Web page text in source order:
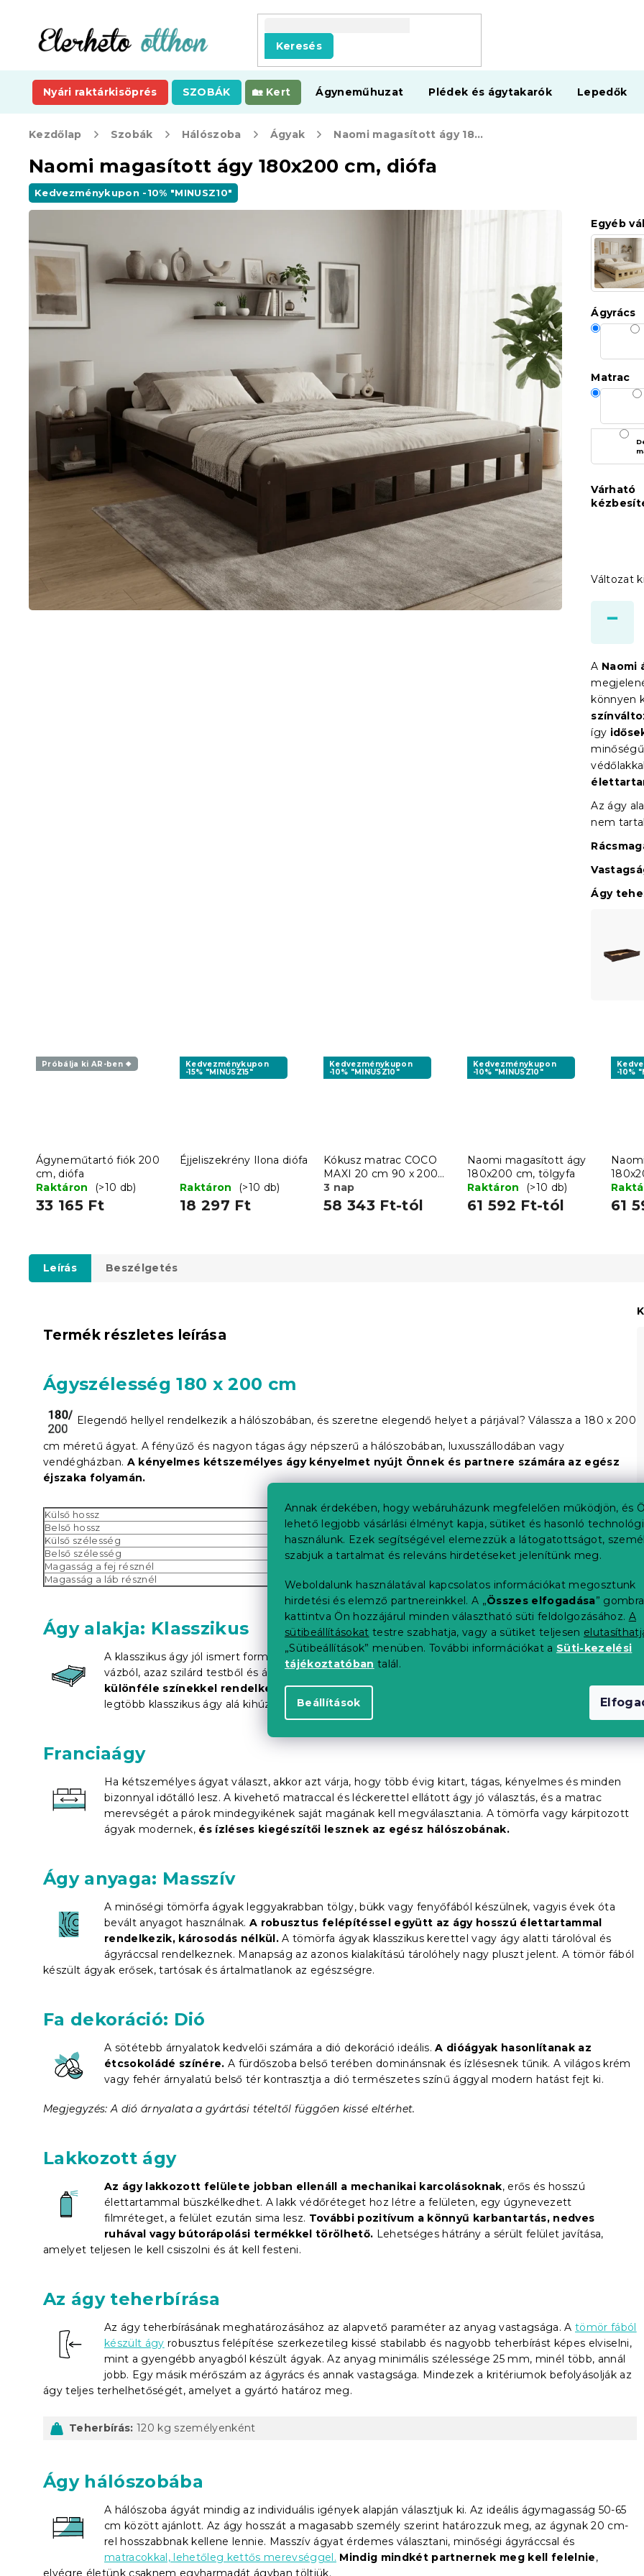
Annak érdekében, hogy webáruházunk megfelelően működjön, és
lehető legjobb vásárlási élményt kapja, sütiket és hasonló
használunk. Ezek segítségével elemezzük a látogatottságot,
szabjuk a tartalmat és releváns hirdetéseket jelenítünk meg.
Weboldalunk használatával kapcsolatos információkat megosztunk
hirdetési és elemző partnereinkkel. A „Összes elfogadása” gombra
kattintva Ön hozzájárul minden választható süti feldolgozásához. A
sütibeállításokat testre szabhatja, vagy a sütiket teljesen
„Sütibeállítások” menüben. További információkat a Süti-kezelési
tájékoztatóban talál.
Beállítások
tartalomhoz
Keresés
Nyári raktárkisöprés SZOBÁK Kert Ágyneműhuzat Plédek és ágytakarók Lepedők
Kezdőlap Szobák Hálószoba Ágyak Naomi magasított ágy 180x200 cm, diófa
Naomi magasított ágy 180x200 cm, diófa
Kedvezménykupon -10% "MINUSZ10"
Változat
Egyéb
Ágyrács
Matrac
Várható
A Naomi
könnyen
így
Az ágy
nem
Ágy
Próbálja ki AR-ben ❖
Ágyneműtartó fiók 200
cm, diófa
Raktáron
(>10 db)
33 165 Ft
Kedvezménykupon
-15% "MINUSZ15"
Éjjeliszekrény Ilona diófa
Raktáron (>10 db)
18 297 Ft
Kedvezménykupon
-10% "MINUSZ10"
Kókusz matrac COCO
MAXI 20 cm 90 x 200
cm
3 nap
58 343 Ft-tól
Kedvezménykupon
-10% "MINUSZ10"
Naomi magasított ágy
180x200 cm, tölgyfa
Raktáron
(>10 db)
61 592 Ft-tól
-10%
61
Leírás Beszélgetés
Termék részletes leírása
Ágyszélesség 180 x 200 cm
Elegendő hellyel rendelkezik a hálószobában, és szeretne elegendő helyet a párjával? Válassza a 180 x 200
cm méretű ágyat. A fényűző és nagyon tágas ágy népszerű a hálószobában, luxusszállodában vagy
vendégházban. A kényelmes kétszemélyes ágy kényelmet nyújt Önnek és partnere számára az egész
éjszaka folyamán.
Külső hossz
205 cm
Belső hossz
200 cm
Külső szélesség
187 cm
Belső szélesség
180 cm
Magasság a fej résznél
Magasság a láb résznél
41 cm
Ágy alakja: Klasszikus
A klasszikus ágy jól ismert formája egyedül és szilárdan áll a padlón. A klasszikus ágyak általában
vázból, azaz szilárd testből és ágyrácsból állnak, amelyre a matracot ráhelyezik.
különféle színekkel rendelkeznek. Hátránya lehet, hogy nincs tárhelye. Ne essen kétségbe. A
legtöbb klasszikus ágy alá kihúzhatótároló doboz
Franciaágy
Ha kétszemélyes ágyat választ, akkor azt várja, hogy több évig kitart, tágas, kényelmes és minden
bizonnyal időtálló lesz. A kivehető matraccal és léckerettel ellátott ágy jó választás, és a matrac
merevségét a párok mindegyikének saját magának kell megválasztania. A tömörfa vagy kárpitozott
ágyak modernek, és ízléses kiegészítői lesznek az egész hálószobának.
Ágy anyaga: Masszív
A minőségi tömörfa ágyak leggyakrabban tölgy, bükk vagy fenyőfából készülnek, vagyis évek óta
bevált anyagot használnak. A robusztus felépítéssel együtt az ágy hosszú élettartammal
rendelkezik, károsodás nélkül. A tömörfa ágyak klasszikus kerettel vagy ágy alatti tárolóval és
ágyráccsal rendelkeznek. Manapság az azonos kialakítású tárolóhely nagy pluszt jelent. A tömör fából
készült ágyak erősek, tartósak és ártalmatlanok az egészségre.
Fa dekoráció: Dió
A sötétebb árnyalatok kedvelői számára a dió dekoráció ideális.A dióágyak hasonlítanak az
étcsokoládé színére. A fürdőszoba belső terében dominánsnak és ízlésesnek tűnik. A világos krém
vagy fehér árnyalatú belső tér kontrasztja a dió természetes színű ággyal modern hatást fejt ki.
Megjegyzés: A dió árnyalata a gyártási tételtől függően kissé eltérhet.
Lakkozott ágy
Az ágy lakkozott felülete jobban ellenáll a mechanikai karcolásoknak, erős és hosszú
élettartammal büszkélkedhet. A lakk védőréteget hoz létre a felületen, egy úgynevezett
filmréteget, a felület ezután sima lesz. További pozitívum a könnyű karbantartás, nedves
ruhával vagy bútorápolási termékkel törölhető. Lehetséges hátrány a sérült felület javítása,
amelyet teljesen le kell csiszolni és át kell festeni.
Az ágy teherbírása
Az ágy teherbírásának meghatározásához az alapvető paraméter az anyag vastagsága. Atömör fából
készült ágy robusztus felépítése szerkezetileg kissé stabilabb és nagyobb teherbírást képes elviselni,
mint a gyengébb anyagból készült ágyak. Az anyag minimális szélessége 25 mm, minél több, annál
jobb. Egy másik mérőszám az ágyrács és annak vastagsága. Mindezek a kritériumok befolyásolják az
ágy teljes terhelhetőségét, amelyet a gyártó határoz meg.
Teherbírás: 120 kg személyenként
Ágy hálószobába
A hálószoba ágyát mindig az individuális igények alapján választjuk ki. Az ideális ágymagasság 50-65
cm között ajánlott. Az ágy hosszát a magasabb személy szerint határozzuk meg, az ágynak 20 cm-
rel hosszabbnak kellene lennie. Masszív ágyat érdemes választani, minőségi ágyráccsal és
matracokkal, lehetőleg kettős merevséggel. Mindig mindkét partnernek meg kell felelnie,
elvégre életünk csaknem egyharmadát ágyban töltjük.